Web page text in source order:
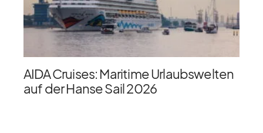
AIDA Cruises: Maritime Urlaubswelten
auf der Hanse Sail 2026